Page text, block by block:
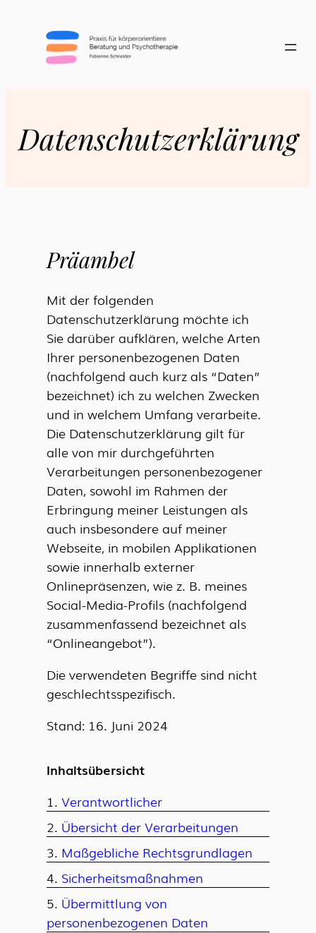
content
Datenschutzerklärung
Präambel
Mit der folgenden
Datenschutzerklärung möchte ich
Sie darüber aufklären, welche Arten
Ihrer personenbezogenen Daten
(nachfolgend auch kurz als “Daten”
bezeichnet) ich zu welchen Zwecken
und in welchem Umfang verarbeite.
Die Datenschutzerklärung gilt für
alle von mir durchgeführten
Verarbeitungen personenbezogener
Daten, sowohl im Rahmen der
Erbringung meiner Leistungen als
auch insbesondere auf meiner
Webseite, in mobilen Applikationen
sowie innerhalb externer
Onlinepräsenzen, wie z. B. meines
Social-Media-Profils (nachfolgend
zusammenfassend bezeichnet als
“Onlineangebot”).
Die verwendeten Begriffe sind nicht
geschlechtsspezifisch.
Stand: 16. Juni 2024
Inhaltsübersicht
Verantwortlicher
Übersicht der Verarbeitungen
Maßgebliche Rechtsgrundlagen
Sicherheitsmaßnahmen
Übermittlung von
personenbezogenen Daten